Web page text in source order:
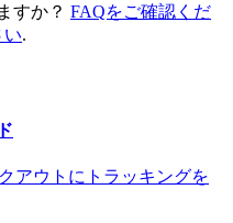
すか？ FAQをご確認くだ
い.
アウトにトラッキングを